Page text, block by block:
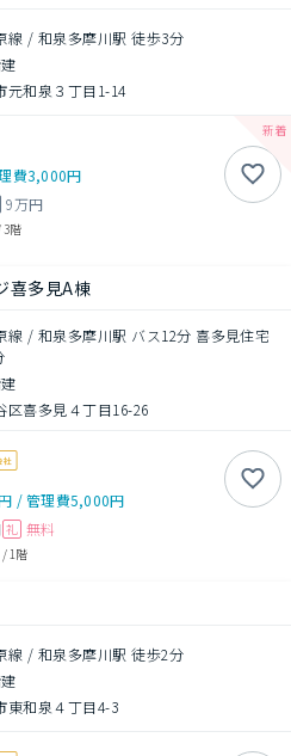
線 / 和泉多摩川駅 徒歩3分
元和泉３丁目1-14
費3,000円
9万円
3階
喜多見A棟
線 / 和泉多摩川駅 バス12分 喜多見住宅
区喜多見４丁目16-26
/管理費5,000円
礼 無料
/1階
線 / 和泉多摩川駅 徒歩2分
東和泉４丁目4-3